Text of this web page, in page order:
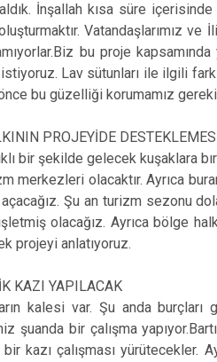
İnşallah kısa süre
Vatandaşlarımız
bu proje
Lav sütunları ile ilgili
bu güzelliği korumamız
PROJEYİDE
bir şekilde gelecek kuşaklara
merkezleri olacaktır. Ayrıca
Şu an turizm sezonu
olacağız. Ayrıca bölge
projeyi anlatıyoruz.
KAZI YAPILACAK
kalesi var. Şu anda
şuanda bir çalışma
bir kazı çalışması